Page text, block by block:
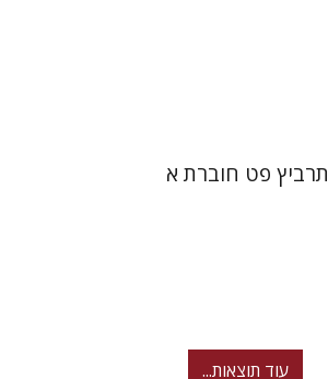
תרביץ פט חוברת א
עוד תוצאות...